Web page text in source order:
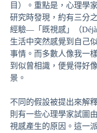
目）。重點是，心理學
研究時發現，約有三分
經驗—「既視感」（
生活中突然感覺到自己
事情。而多數人像我一
到似曾相識，便覺得好
景。
不同的假設被提出來解
則有一些心理學家試圖
視感產生的原因。這一